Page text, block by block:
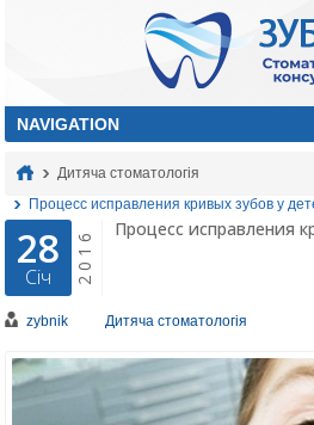
Дитяча стоматологія
Процесс исправления кривых зубов у
28
Січ 2016 Процесс исправления
zybnik Дитяча стоматологія